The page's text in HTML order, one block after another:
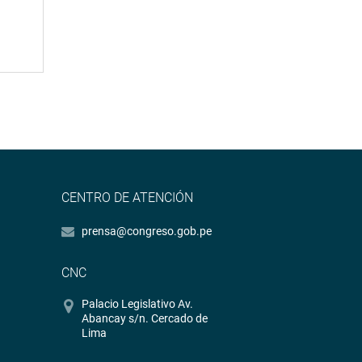
CENTRO DE ATENCIÓN
prensa@congreso.gob.pe
CNC
Palacio Legislativo Av.
Abancay s/n. Cercado de
Lima